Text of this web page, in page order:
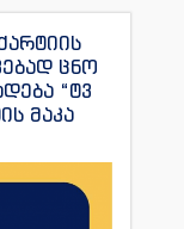
ცნო
“ტვ
მაკა